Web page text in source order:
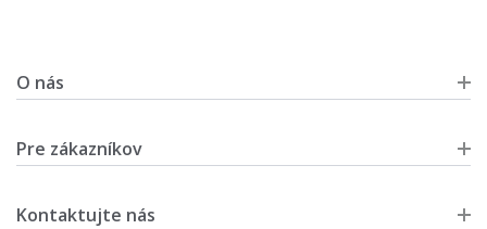
O nás
Pre zákazníkov
Kontaktujte nás